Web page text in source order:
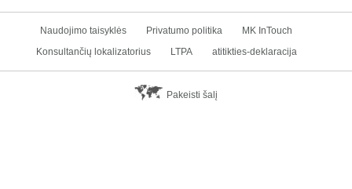
Naudojimo taisyklės Privatumo politika
MK InTouch
Konsultančių lokalizatorius
LTPA atitikties-deklaracija
Pakeisti šalį